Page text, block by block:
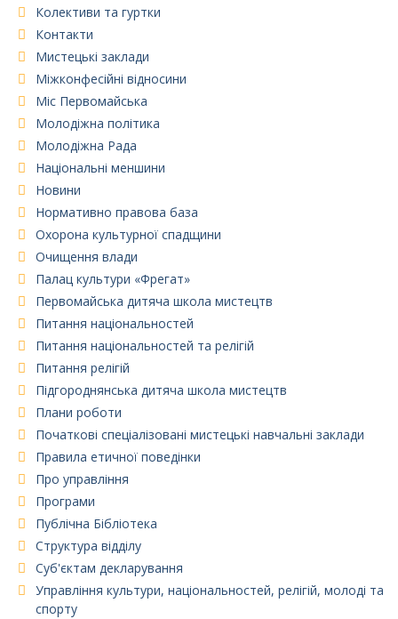
Колективи та гуртки
Контакти
Мистецькі заклади
Міжконфесійні відносини
Міс Первомайська
Молодіжна політика
Молодіжна Рада
Національні меншини
Новини
Нормативно правова база
Охорона культурної спадщини
Очищення влади
Палац культури «Фрегат»
Первомайська дитяча школа мистецтв
Питання національностей
Питання національностей та релігій
Питання релігій
Підгороднянська дитяча школа мистецтв
Плани роботи
Початкові спеціалізовані мистецькі навчальні заклади
Правила етичної поведінки
Про управління
Програми
Публічна Бібліотека
Структура відділу
Суб'єктам декларування
Управління культури, національностей, релігій, молоді та
спорту